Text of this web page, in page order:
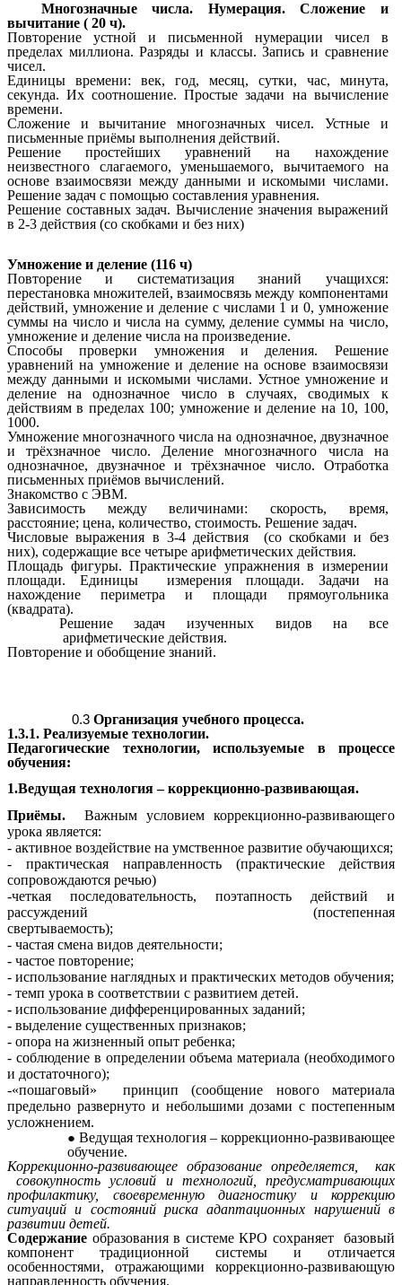
Многозначные числа. Нумерация. Сложение и
вычитание ( 20 ч).
Повторение устной и письменной нумерации чисел в
пределах миллиона. Разряды и классы. Запись и сравнение
чисел.
Единицы времени: век, год, месяц, сутки, час, минута,
секунда. Их соотношение. Простые задачи на вычисление
времени.
Сложение и вычитание многозначных чисел. Устные и
письменные приёмы выполнения действий.
Решение простейших уравнений на нахождение
неизвестного слагаемого, уменьшаемого, вычитаемого на
основе взаимосвязи между данными и искомыми числами.
Решение задач с помощью составления уравнения.
Решение составных задач. Вычисление значения выражений
в 2-3 действия (со скобками и без них)
Умножение и деление (116 ч)
Повторение и систематизация знаний учащихся:
перестановка множителей, взаимосвязь между компонентами
действий, умножение и деление с числами 1 и 0, умножение
суммы на число и числа на сумму, деление суммы на число,
умножение и деление числа на произведение.
Способы проверки умножения и деления. Решение
уравнений на умножение и деление на основе взаимосвязи
между данными и искомыми числами. Устное умножение и
деление на однозначное число в случаях, сводимых к
действиям в пределах 100; умножение и деление на 10, 100,
1000.
Умножение многозначного числа на однозначное, двузначное
и трёхзначное число. Деление многозначного числа на
однозначное, двузначное и трёхзначное число. Отработка
письменных приёмов вычислений.
Знакомство с ЭВМ.
Зависимость между величинами: скорость, время,
расстояние; цена, количество, стоимость. Решение задач.
Числовые выражения в 3-4 действия (со скобками и без
них), содержащие все четыре арифметических действия.
Площадь фигуры. Практические упражнения в измерении
площади. Единицы измерения площади. Задачи на
нахождение периметра и площади прямоугольника
(квадрата).
Решение задач изученных видов на все
арифметические действия.
Повторение и обобщение знаний.
Организация учебного процесса.
1.3.1. Реализуемые технологии.
Педагогические технологии, используемые в процессе
обучения:
1.Ведущая технология – коррекционно-развивающая.
Приёмы. Важным условием коррекционно-развивающего
урока является:
- активное воздействие на умственное развитие обучающихся;
- практическая направленность (практические действия
сопровождаются речью)
-четкая последовательность, поэтапность действий и
рассуждений (постепенная
свертываемость);
- частая смена видов деятельности;
- частое повторение;
- использование наглядных и практических методов обучения;
- темп урока в соответствии с развитием детей.
- использование дифференцированных заданий;
- выделение существенных признаков;
- опора на жизненный опыт ребенка;
- соблюдение в определении объема материала (необходимого
и достаточного);
-«пошаговый» принцип (сообщение нового материала
предельно развернуто и небольшими дозами с постепенным
усложнением.
Ведущая технология – коррекционно-развивающее
обучение.
Коррекционно-развивающее образование определяется, как
совокупность условий и технологий, предусматривающих
профилактику, своевременную диагностику и коррекцию
ситуаций и состояний риска адаптационных нарушений в
развитии детей.
Содержание образования в системе КРО сохраняет базовый
компонент традиционной системы и отличается
особенностями, отражающими коррекционно-развивающую
направленность обучения.